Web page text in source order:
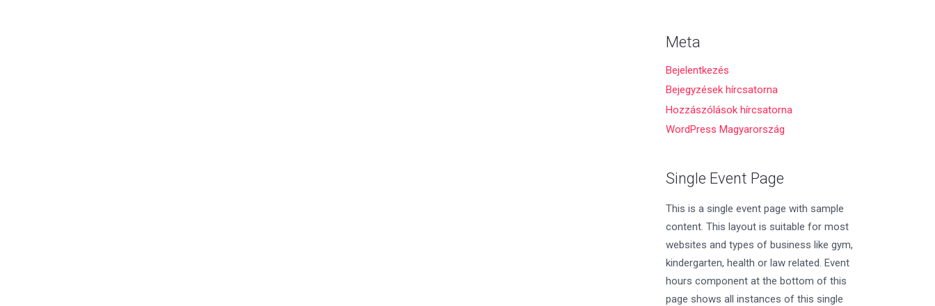
Meta
Bejelentkezés
Bejegyzések hírcsatorna
Hozzászólások hírcsatorna
WordPress Magyarország
Single Event Page
This is a single event page with sample
content. This layout is suitable for most
websites and types of business like gym,
kindergarten, health or law related. Event
hours component at the bottom of this
page shows all instances of this single